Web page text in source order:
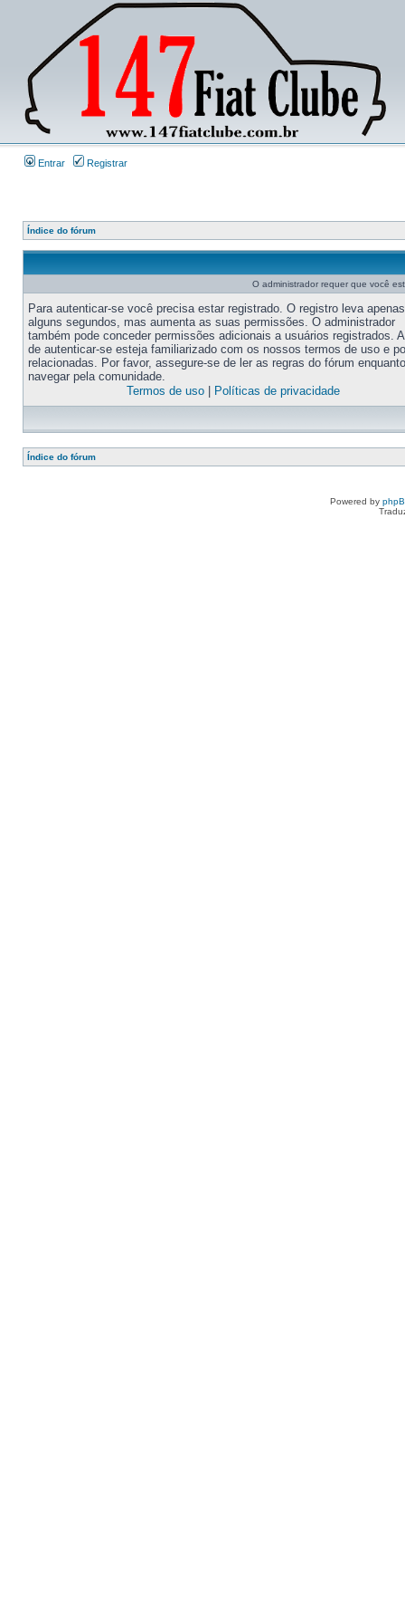
Entrar Registrar
Índice do fórum
O administrador requer que você
Para autenticar-se você precisa estar registrado. O registro leva apenas
alguns segundos, mas aumenta as suas permissões. O administrador
também pode conceder permissões adicionais a usuários registrados.
de autenticar-se esteja familiarizado com os nossos termos de uso e
relacionadas. Por favor, assegure-se de ler as regras do fórum enquanto
navegar pela comunidade.
Termos de uso| Políticas de privacidade
Índice do fórum
Powered by